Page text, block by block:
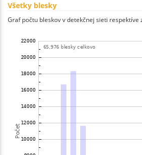
Všetky blesky
Graf počtu bleskov v detekčnej sieti respektíve